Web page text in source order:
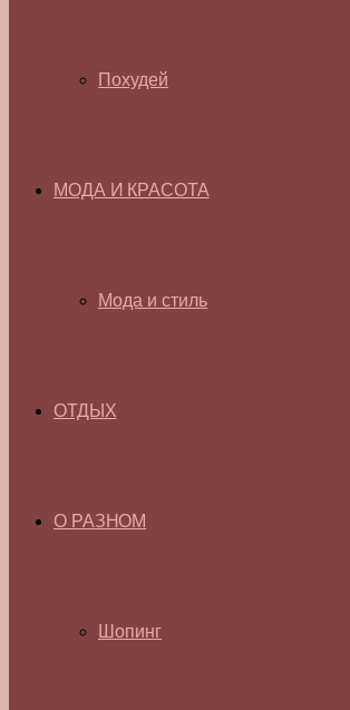
Похудей
МОДА И КРАСОТА
Мода и стиль
ОТДЫХ
О РАЗНОМ
Шопинг